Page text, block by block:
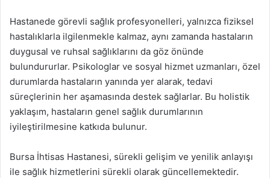
Hastanede görevli sağlık profesyonelleri, yalnızca fiziksel
hastalıklarla ilgilenmekle kalmaz, aynı zamanda hastaların
duygusal ve ruhsal sağlıklarını da göz önünde
bulundururlar. Psikologlar ve sosyal hizmet uzmanları, özel
durumlarda hastaların yanında yer alarak, tedavi
süreçlerinin her aşamasında destek sağlarlar. Bu holistik
yaklaşım, hastaların genel sağlık durumlarının
iyileştirilmesine katkıda bulunur.
Bursa İhtisas Hastanesi, sürekli gelişim ve yenilik anlayışı
ile sağlık hizmetlerini sürekli olarak güncellemektedir.